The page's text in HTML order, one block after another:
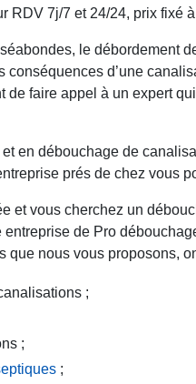
RDV 7j/7 et 24/24, prix fixé
le débordement
conséquences d’une
de faire appel à un expert
en débouchage de
prés de chez vous
et vous cherchez un
de Pro
que nous vous proposons,
;
;
;